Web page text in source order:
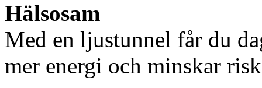
Hälsosam
Med en ljustunnel får du
mer energi och minskar